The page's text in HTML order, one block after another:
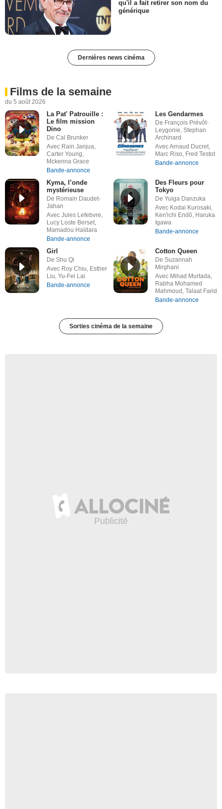
qu'il a fait retirer son nom du
générique
Dernières news cinéma
Films de la semaine
du 5 août 2026
La Pat' Patrouille :
Le film mission
Dino
De Cal Brunker
Avec Rain Janjua,
Carter Young,
Mckenna Grace
Bande-annonce
Les Gendarmes
De François Prévôt-
Leygonie, Stephan
Archinard
Avec Arnaud Ducret,
Marc Riso, Fred Testot
Bande-annonce
Kyma, l’onde
mystérieuse
De Romain Daudet-
Jahan
Avec Jules Lefebvre,
Lucy Loste Berset,
Mamadou Haïdara
Bande-annonce
Des Fleurs pour
Tokyo
De Yuiga Danzuka
Avec Kodai Kurosaki,
Ken'ichi Endô, Haruka
Igawa
Bande-annonce
Girl
De Shu Qi
Avec Roy Chiu, Esther
Liu, Yu-Fei Lai
Bande-annonce
Cotton Queen
De Suzannah
Mirghani
Avec Mihad Murtada,
Rabha Mohamed
Mahmoud, Talaat Farid
Bande-annonce
Sorties cinéma de la semaine